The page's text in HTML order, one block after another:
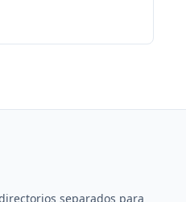
separados para